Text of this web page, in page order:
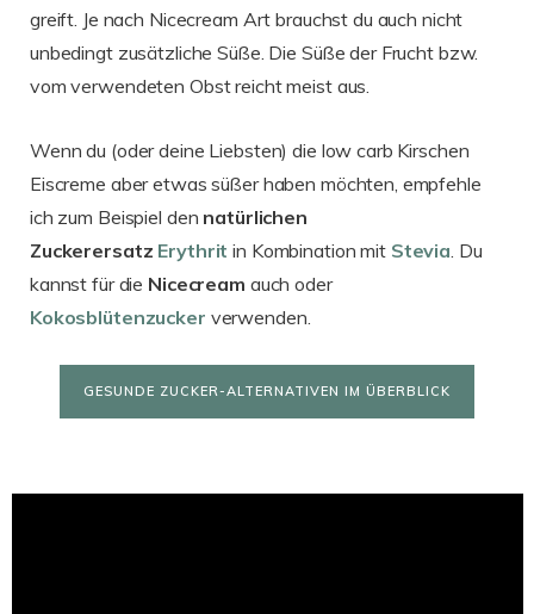
greift. Je nach Nicecream Art brauchst du auch nicht
unbedingt zusätzliche Süße. Die Süße der Frucht bzw.
vom verwendeten Obst reicht meist aus.
Wenn du (oder deine Liebsten) die low carb Kirschen
Eiscreme aber etwas süßer haben möchten, empfehle
ich zum Beispiel den natürlichen
Zuckerersatz Erythrit in Kombination mit Stevia . Du
kannst für die Nicecream auch oder
Kokosblütenzucker verwenden.
GESUNDE ZUCKER-ALTERNATIVEN IM ÜBERBLICK